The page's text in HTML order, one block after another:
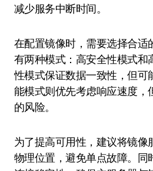
减少服务中断时间。
在配置镜像时，需要选择合适
有两种模式：高安全性模式和
性模式保证数据一致性，但可
能模式则优先考虑响应速度，
的风险。
为了提高可用性，建议将镜像
物理位置，避免单点故障。同